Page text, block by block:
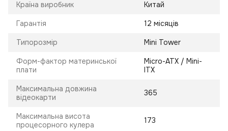
Країна виробник Китай
Гарантія 12 місяців
Типорозмір Mini Tower
Форм-фактор материнської
плати
Micro-ATX / Mini-
ITX
Максимальна довжина
відеокарти
365
Максимальна висота
процесорного кулера
173